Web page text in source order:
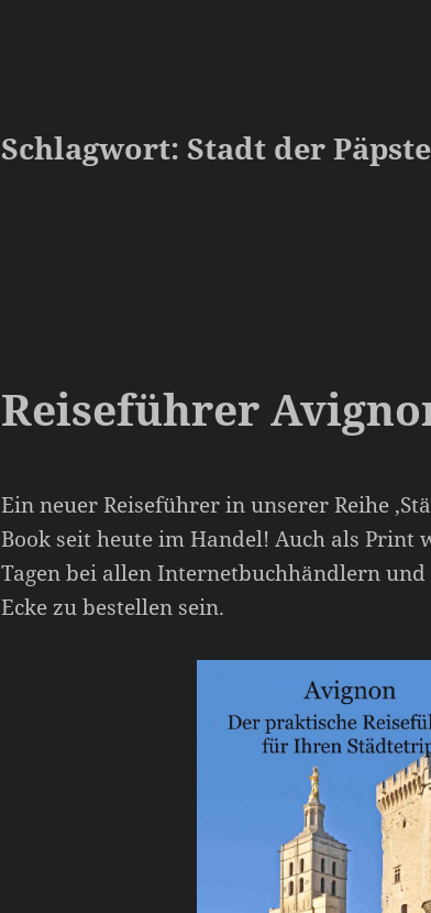
Schlagwort:Stadt der Päpste
Reiseführer
Ein neuer Reiseführer in unserer Reihe
Book seit heute im Handel! Auch als Print
Tagen bei allen Internetbuchhändlern
Ecke zu bestellen sein.